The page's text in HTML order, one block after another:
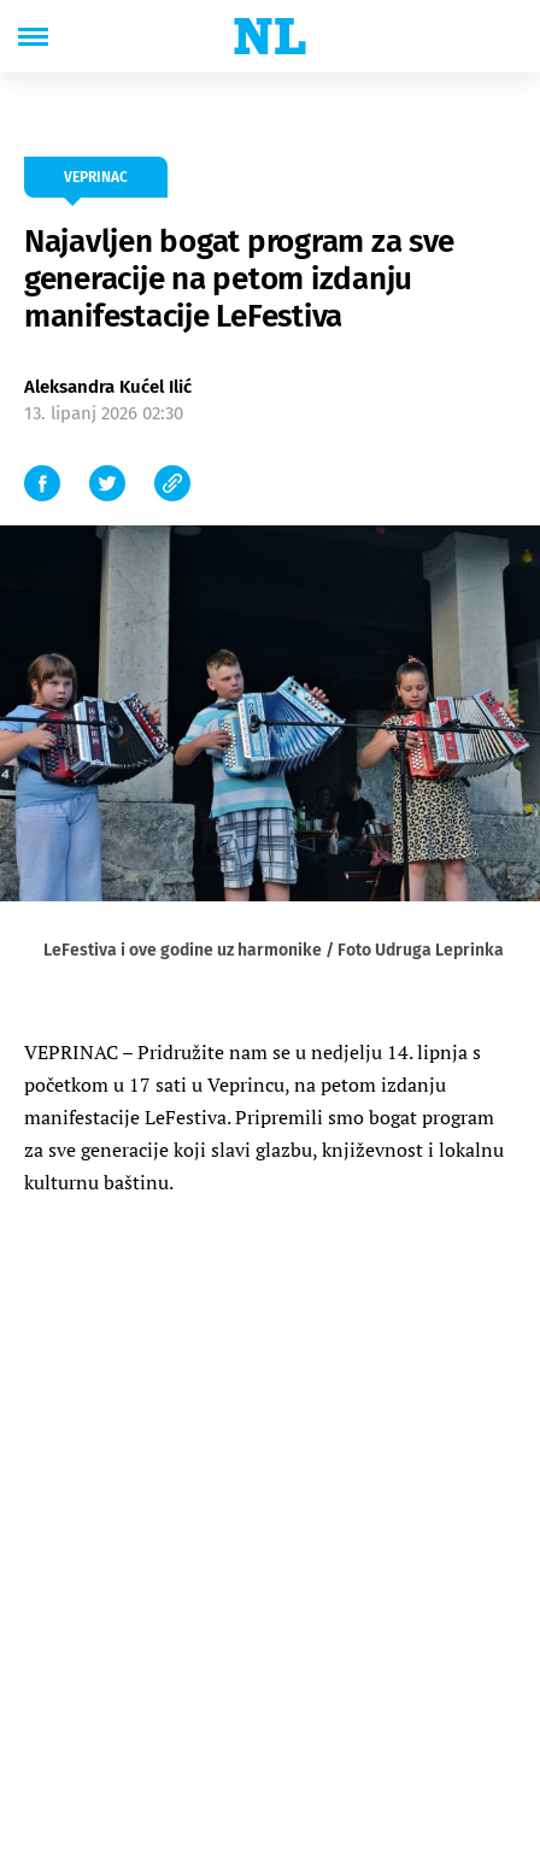
VEPRINAC
Najavljen bogat program za sve
generacije na petom izdanju
manifestacije LeFestiva
Aleksandra Kućel Ilić
13. lipanj 2026 02:30
LeFestiva i ove godine uz harmonike / Foto Udruga Leprinka
VEPRINAC – Pridružite nam se u nedjelju 14. lipnja s
početkom u 17 sati u Veprincu, na petom izdanju
manifestacije LeFestiva. Pripremili smo bogat program
za sve generacije koji slavi glazbu, književnost i lokalnu
kulturnu baštinu.